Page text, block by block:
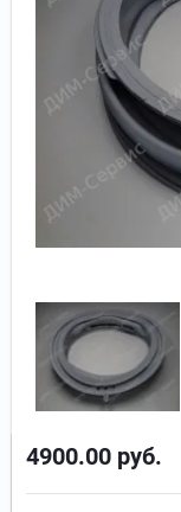
4900.00 руб.